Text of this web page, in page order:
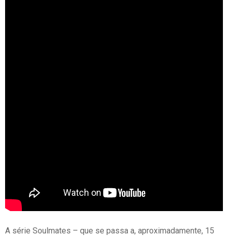
A série Soulmates – que se passa a, aproximadamente, 15